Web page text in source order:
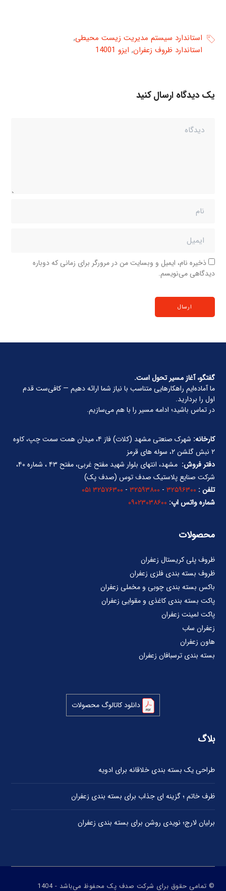
استاندارد سیستم مدیریت زیست محیطی,
استاندارد ظروف زعفران, ایزو 14001
یک دیدگاه ارسال کنید
ذخیره نام، ایمیل و وبسایت من در مرورگر برای زمانی که دوباره
دیدگاهی می‌نویسم.
گفتگو، آغاز مسیر تحول است.
ما آماده‌ایم راهکارهایی متناسب با نیاز شما ارائه دهیم — کافی‌ست قدم
اول را بردارید.
در تماس باشید؛ ادامه مسیر را با هم می‌سازیم.
کارخانه:
شهرک صنعتی مشهد (کلات) فاز ۴، میدان همت سمت چپ، کاوه
۲ نبش گلشن ۲، سوله های قرمز
دفتر فروش:
مشهد، انتهای بلوار شهید مفتح غربی، مفتح ۴۳ ، شماره ۴۰،
شرکت صنایع پلاستیک صدف توس (صدف پک)
تلفن : ۳۲۵۹۶۳۰۰ - ۳۲۵۹۳۸۰۰ - ۳۲۵۷۶۳۰۰ ۰۵۱
شماره واتس اپ: ۰۹۰۲۳۰۳۸۶۰۰
محصولات
ظروف پلی کریستال زعفران
ظروف بسته بندی فلزی زعفران
باکس بسته بندی چوبی و مخملی زعفران
پاکت بسته بندی کاغذی و مقوایی زعفران
پاکت لمینت زعفران
زعفران ساب
هاون زعفران
بسته بندی ترسبافان زعفران
دانلود کاتالوگ محصولات
بلاگ
طراحی یک بسته بندی خلاقانه برای ادویه
ظرف خاتم ؛ گزینه ای جذاب برای بسته بندی زعفران
برلیان لارج؛ نویدی روشن برای بسته بندی زعفران
© تمامی حقوق برای شرکت صدف پک محفوظ می‌باشد - 1404